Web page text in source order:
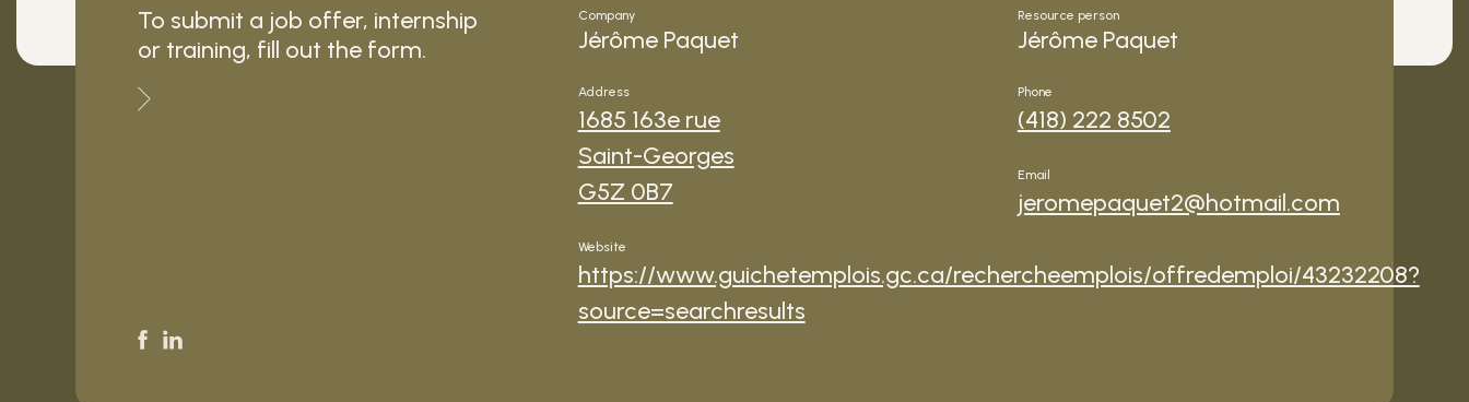
To submit a job offer, internship
or training, fill out the form.
Company
Jérôme Paquet
Address
1685 163e rue
Saint-Georges
G5Z 0B7
Website
https://www.guichetemplois.gc.ca/rechercheemplois/offredemploi/43232208?
source=searchresults
Resource person
Jérôme Paquet
Phone
(418) 222 8502
Email
jeromepaquet2@hotmail.com